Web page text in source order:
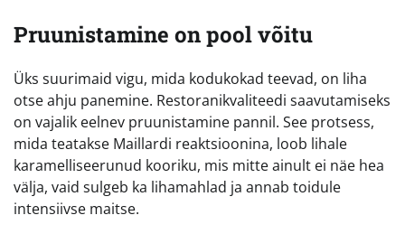
Pruunistamine on pool võitu
Üks suurimaid vigu, mida kodukokad teevad, on liha
otse ahju panemine. Restoranikvaliteedi saavutamiseks
on vajalik eelnev pruunistamine pannil. See protsess,
mida teatakse Maillardi reaktsioonina, loob lihale
karamelliseerunud kooriku, mis mitte ainult ei näe hea
välja, vaid sulgeb ka lihamahlad ja annab toidule
intensiivse maitse.